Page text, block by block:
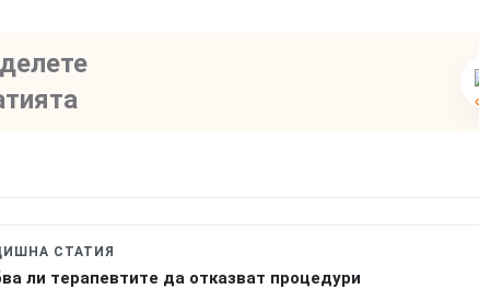
СТАТИЯ
ли терапевтите да отказват процедури